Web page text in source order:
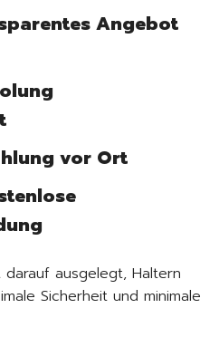
Angebot
vor Ort
ausgelegt, Haltern
Sicherheit und minimale